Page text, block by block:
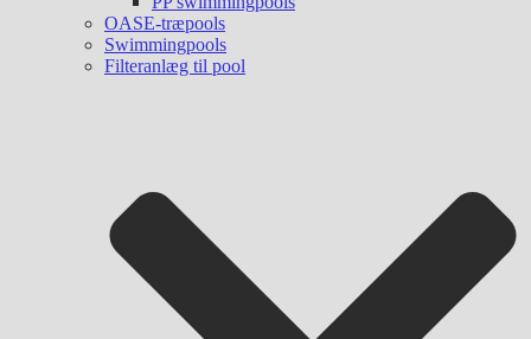
OASE-træpools
Swimmingpools
Filteranlæg til pool